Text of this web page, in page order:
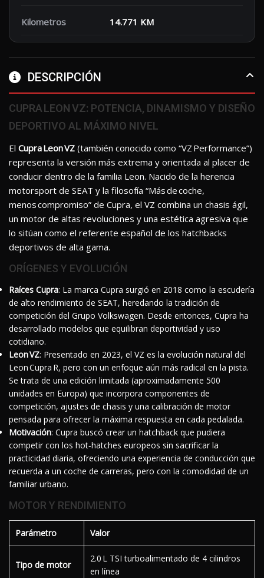
Kilometros 14.771 KM
DESCRIPCIÓN
CUPRA LEON VZ: POTENCIA, DINAMISMO Y DISEÑO
DEPORTIVO AL MÁXIMO NIVEL
El Cupra Leon VZ (también conocido como “VZ Performance”)
representa la versión más extrema y orientada al placer de
conducir dentro de la familia Leon. Nacido de la herencia
motorsport de SEAT y la filosofía “Más de coche,
menos compromiso” de Cupra, el VZ combina un chasis ágil,
un motor de altas revoluciones y una estética agresiva que
lo sitúan como el referente español de los hatchbacks
deportivos de alta gama.
ORÍGENES Y EVOLUCIÓN
Raíces Cupra: La marca Cupra surgió en 2018 como la escudería
de alto rendimiento de SEAT, heredando la tradición de
competición del Grupo Volkswagen. Desde entonces, Cupra ha
desarrollado modelos que equilibran deportividad y uso
cotidiano.
Leon VZ: Presentado en 2023, el VZ es la evolución natural del
Leon Cupra R, pero con un enfoque aún más radical en la pista.
Se trata de una edición limitada (aproximadamente 500
unidades en Europa) que incorpora componentes de
competición, ajustes de chasis y una calibración de motor
pensada para ofrecer la máxima respuesta en cada pedalada.
Motivación: Cupra buscó crear un hatchback que pudiera
competir con los hot‑hatches europeos sin sacrificar la
practicidad diaria, ofreciendo una experiencia de conducción que
recuerda a un coche de carreras, pero con la comodidad de un
familiar urbano.
MOTOR Y RENDIMIENTO
Parámetro Valor
Tipo de motor
2.0 L TSI turboalimentado de 4 cilindros
en línea